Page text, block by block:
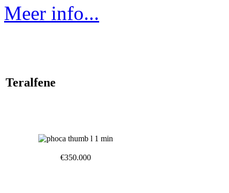
Meer info...
Teralfene
€350.000